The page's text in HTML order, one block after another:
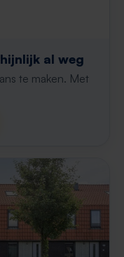
al weg
te maken. Met